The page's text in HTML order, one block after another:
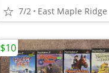
7/2 East Maple Ridge
$10